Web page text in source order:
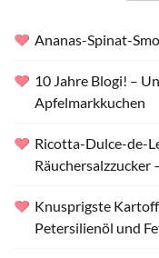
Ananas-Spinat-
10 Jahre Blogi! –
Apfelmarkkuchen
Ricotta-Dulce-de-
Räuchersalzzucker
Knusprigste
Petersilienöl und